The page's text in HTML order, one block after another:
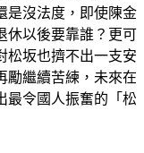
是沒法度，即使陳金
休以後要靠誰？更可
松坂也擠不出一支安
勵繼續苦練，未來在
最令國人振奮的「松